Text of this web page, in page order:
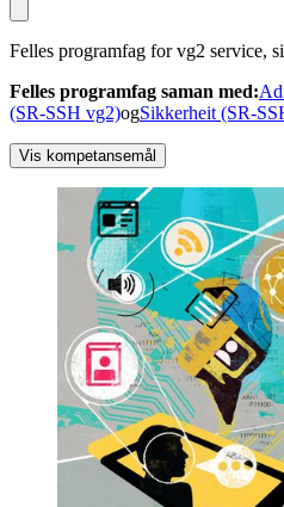
Felles programfag for vg2 service,
Felles programfag saman med:
(SR-SSH vg2)ogSikkerheit (SR-
Vis kompetansemål